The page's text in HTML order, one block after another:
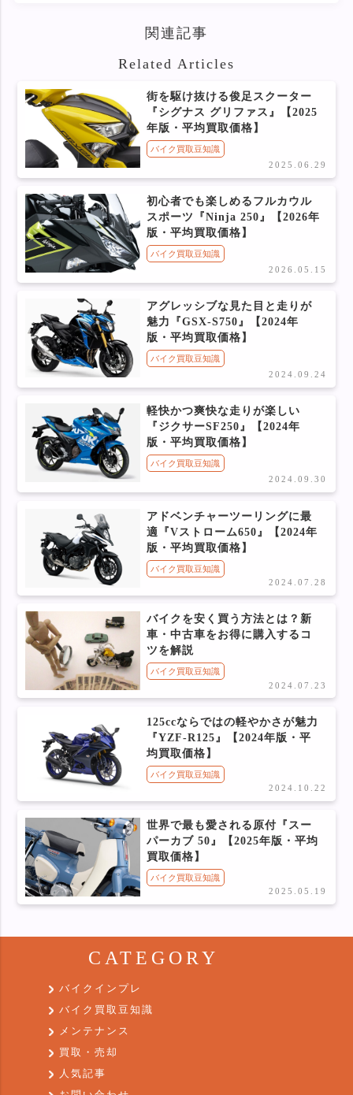
関連記事
Related Articles
街を駆け抜ける俊足スクーター
『シグナス グリファス』【2025
年版・平均買取価格】
バイク買取豆知識
2025.06.29
初心者でも楽しめるフルカウル
スポーツ『Ninja 250』【2026年
版・平均買取価格】
バイク買取豆知識
2026.05.15
アグレッシブな見た目と走りが
魅力『GSX-S750』【2024年
版・平均買取価格】
バイク買取豆知識
2024.09.24
軽快かつ爽快な走りが楽しい
『ジクサーSF250』【2024年
版・平均買取価格】
バイク買取豆知識
2024.09.30
アドベンチャーツーリングに最
適『Vストローム650』【2024年
版・平均買取価格】
バイク買取豆知識
2024.07.28
バイクを安く買う方法とは？新
車・中古車をお得に購入するコ
ツを解説
バイク買取豆知識
2024.07.23
125ccならではの軽やかさが魅力
『YZF-R125』【2024年版・平
均買取価格】
バイク買取豆知識
2024.10.22
世界で最も愛される原付『スー
パーカブ 50』【2025年版・平均
買取価格】
バイク買取豆知識
2025.05.19
CATEGORY
バイクインプレ
バイク買取豆知識
メンテナンス
買取・売却
人気記事